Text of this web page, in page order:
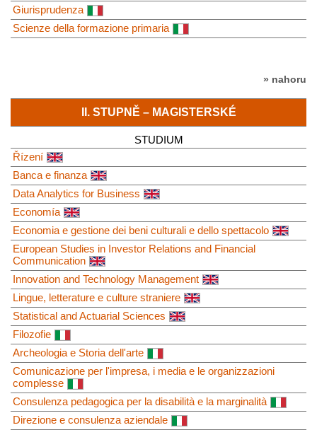
Giurisprudenza
Scienze della formazione primaria
» nahoru
II. STUPNĚ – MAGISTERSKÉ
STUDIUM
Řízení
Banca e finanza
Data Analytics for Business
Economía
Economia e gestione dei beni culturali e dello spettacolo
European Studies in Investor Relations and Financial
Communication
Innovation and Technology Management
Lingue, letterature e culture straniere
Statistical and Actuarial Sciences
Filozofie
Archeologia e Storia dell'arte
Comunicazione per l'impresa, i media e le organizzazioni
complesse
Consulenza pedagogica per la disabilità e la marginalità
Direzione e consulenza aziendale